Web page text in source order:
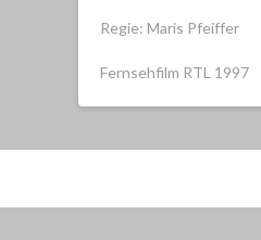
Regie: Maris Pfeiffer
Fernsehfilm RTL 1997